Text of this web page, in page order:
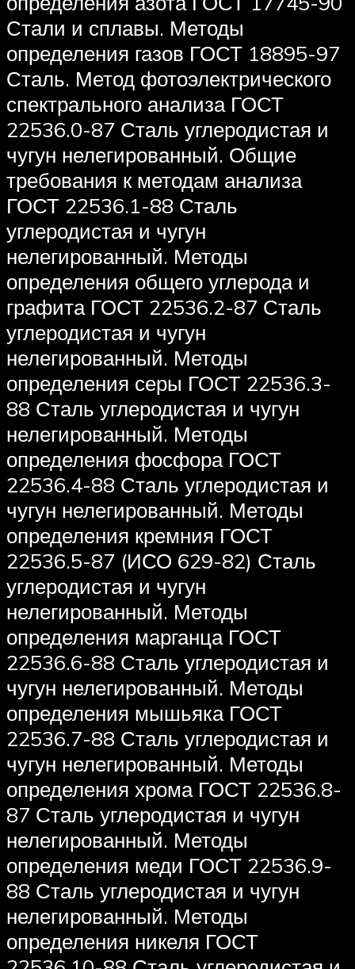
Стали и сплавы. Методы
определения газов ГОСТ 18895-97
Сталь. Метод фотоэлектрического
спектрального анализа ГОСТ
22536.0-87 Сталь углеродистая и
чугун нелегированный. Общие
требования к методам анализа
ГОСТ 22536.1-88 Сталь
углеродистая и чугун
нелегированный. Методы
определения общего углерода и
графита ГОСТ 22536.2-87 Сталь
углеродистая и чугун
нелегированный. Методы
определения серы ГОСТ 22536.3-
88 Сталь углеродистая и чугун
нелегированный. Методы
определения фосфора ГОСТ
22536.4-88 Сталь углеродистая и
чугун нелегированный. Методы
определения кремния ГОСТ
22536.5-87 (ИСО 629-82) Сталь
углеродистая и чугун
нелегированный. Методы
определения марганца ГОСТ
22536.6-88 Сталь углеродистая и
чугун нелегированный. Методы
определения мышьяка ГОСТ
22536.7-88 Сталь углеродистая и
чугун нелегированный. Методы
определения хрома ГОСТ 22536.8-
87 Сталь углеродистая и чугун
нелегированный. Методы
определения меди ГОСТ 22536.9-
88 Сталь углеродистая и чугун
нелегированный. Методы
определения никеля ГОСТ